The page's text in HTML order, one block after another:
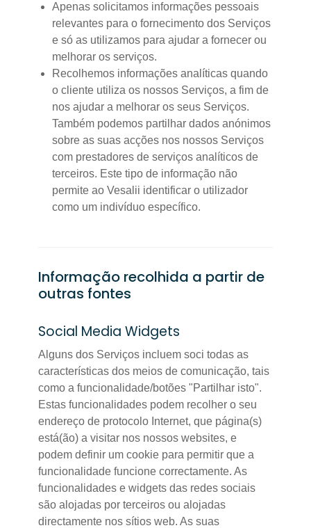
Apenas solicitamos informações pessoais
relevantes para o fornecimento dos Serviços
e só as utilizamos para ajudar a fornecer ou
melhorar os serviços.
Recolhemos informações analíticas quando
o cliente utiliza os nossos Serviços, a fim de
nos ajudar a melhorar os seus Serviços.
Também podemos partilhar dados anónimos
sobre as suas acções nos nossos Serviços
com prestadores de serviços analíticos de
terceiros. Este tipo de informação não
permite ao Vesalii identificar o utilizador
como um indivíduo específico.
Informação recolhida a partir de
outras fontes
Social Media Widgets
Alguns dos Serviços incluem soci todas as
características dos meios de comunicação, tais
como a funcionalidade/botões "Partilhar isto".
Estas funcionalidades podem recolher o seu
endereço de protocolo Internet, que página(s)
está(ão) a visitar nos nossos websites, e
podem definir um cookie para permitir que a
funcionalidade funcione correctamente. As
funcionalidades e widgets das redes sociais
são alojadas por terceiros ou alojadas
directamente nos sítios web. As suas